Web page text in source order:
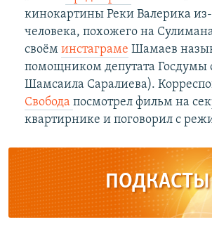
кинокартины Реки Валерика из-
человека, похожего на
своём инстаграме Шамаев
помощником депутата Госдумы
Шамсаила Саралиева).
Свобода посмотрел фильм на
квартирнике и поговорил с
ПОДКАСТЫ